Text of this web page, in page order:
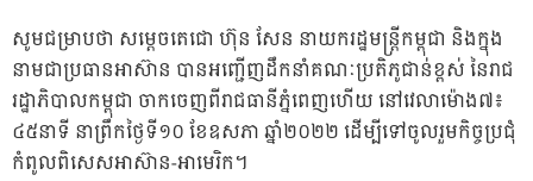
សូមជម្រាបថា សម្តេចតេជោ ហ៊ុន សែន នាយករដ្ឋមន្ត្រីកម្ពុជា និងក្នុង
នាមជាប្រធានអាស៊ាន បានអញ្ជើញដឹកនាំគណៈប្រតិភូជាន់ខ្ពស់ នៃរាជ
រដ្ឋាភិបាលកម្ពុជា ចាកចេញពីរាជធានីភ្នំពេញហើយ នៅវេលាម៉ោង៧៖
៤៥នាទី នាព្រឹកថ្ងៃទី១០ ខែឧសភា ឆ្នាំ២០២២ ដើម្បីទៅចូលរួមកិច្ចប្រជុំ
កំពូលពិសេសអាស៊ាន-អាមេរិក។